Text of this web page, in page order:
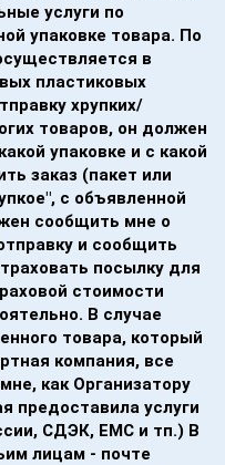
услуги по
упаковке товара. По
в
пластиковых
хрупких/
товаров, он должен
упаковке и с какой
заказ (пакет или
с объявленной
сообщить мне о
и сообщить
посылку для
стоимости
В случае
товара, который
компания, все
как Организатору
предоставила услуги
СДЭК, EMC и тп.) В
лицам - почте